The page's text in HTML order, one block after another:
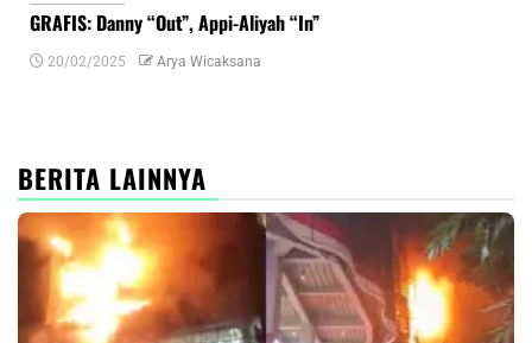
GRAFIS: Danny “Out”, Appi-Aliyah “In”
20/02/2025 Arya Wicaksana
BERITA LAINNYA